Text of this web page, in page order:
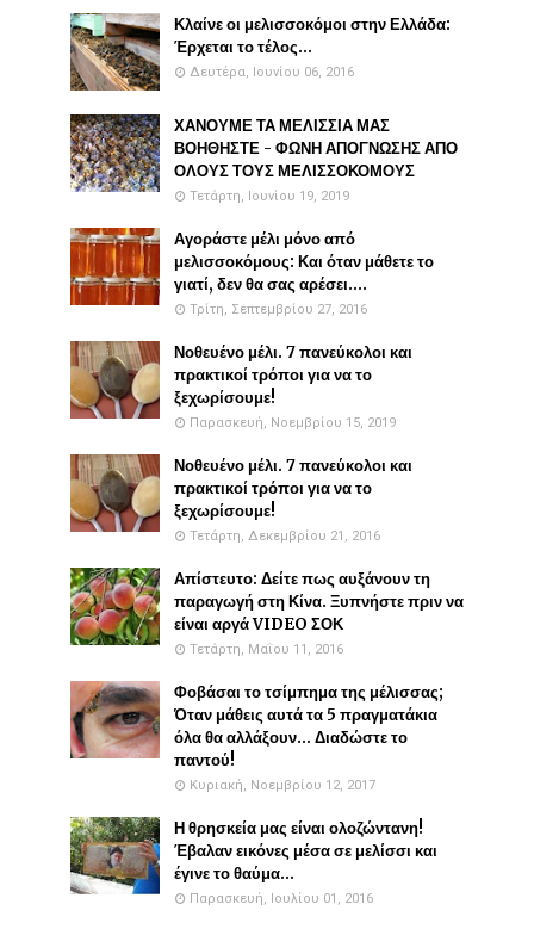
Κλαίνε οι μελισσοκόμοι στην Ελλάδα:
Έρχεται το τέλος...
Δευτέρα, Ιουνίου 06, 2016
ΧΑΝΟΥΜΕ ΤΑ ΜΕΛΙΣΣΙΑ ΜΑΣ
ΒΟΗΘΗΣΤΕ - ΦΩΝΗ ΑΠΟΓΝΩΣΗΣ ΑΠΟ
ΟΛΟΥΣ ΤΟΥΣ ΜΕΛΙΣΣΟΚΟΜΟΥΣ
Τετάρτη, Ιουνίου 19, 2019
Αγοράστε μέλι μόνο από
μελισσοκόμους: Και όταν μάθετε το
γιατί, δεν θα σας αρέσει....
Τρίτη, Σεπτεμβρίου 27, 2016
Νοθευένο μέλι. 7 πανεύκολοι και
πρακτικοί τρόποι για να το
ξεχωρίσουμε!
Παρασκευή, Νοεμβρίου 15, 2019
Νοθευένο μέλι. 7 πανεύκολοι και
πρακτικοί τρόποι για να το
ξεχωρίσουμε!
Τετάρτη, Δεκεμβρίου 21, 2016
Απίστευτο: Δείτε πως αυξάνουν τη
παραγωγή στη Κίνα. Ξυπνήστε πριν να
είναι αργά VIDEO ΣΟΚ
Τετάρτη, Μαΐου 11, 2016
Φοβάσαι το τσίμπημα της μέλισσας;
Όταν μάθεις αυτά τα 5 πραγματάκια
όλα θα αλλάξουν... Διαδώστε το
παντού!
Κυριακή, Νοεμβρίου 12, 2017
Η θρησκεία μας είναι ολοζώντανη!
Έβαλαν εικόνες μέσα σε μελίσσι και
έγινε το θαύμα...
Παρασκευή, Ιουλίου 01, 2016